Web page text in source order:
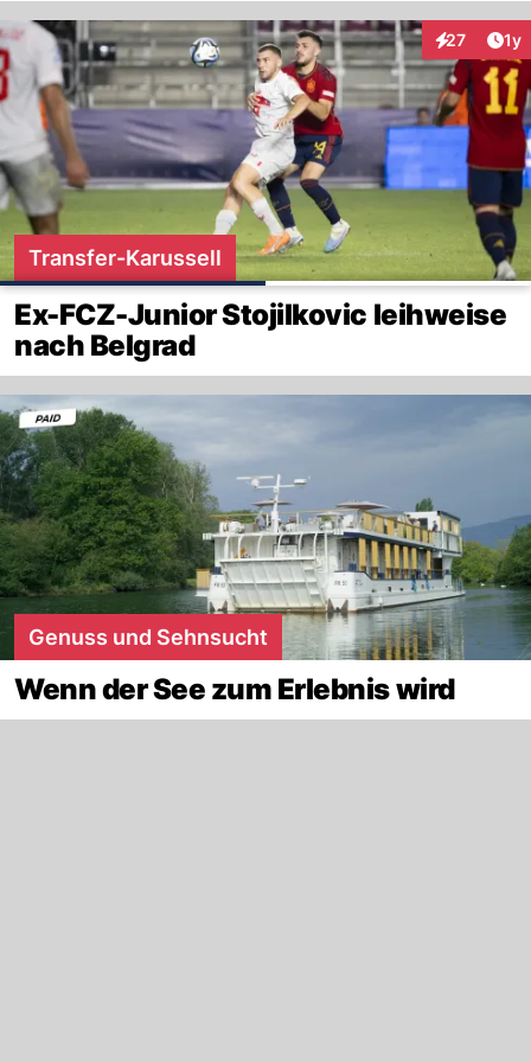
27 1y
Transfer-Karussell
Ex-FCZ-Junior Stojilkovic leihweise
nach Belgrad
Genuss und Sehnsucht
Wenn der See zum Erlebnis wird